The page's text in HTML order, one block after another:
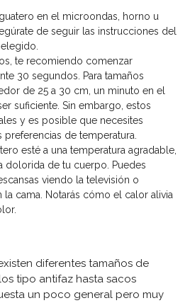
en el microondas, horno u
de seguir las instrucciones del
te recomiendo comenzar
30 segundos. Para tamaños
de 25 a 30 cm, un minuto en el
suficiente. Sin embargo, estos
y es posible que necesites
preferencias de temperatura.
esté a una temperatura agradable,
dolorida de tu cuerpo. Puedes
viendo la televisión o
la cama. Notarás cómo el calor alivia
diferentes tamaños de
tipo antifaz hasta sacos
un poco general pero muy